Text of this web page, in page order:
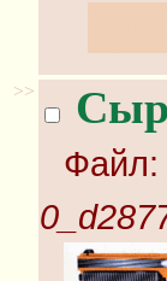
>>
Файл: